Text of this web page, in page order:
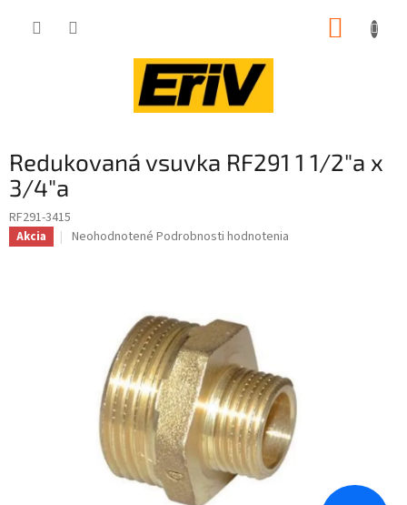
Redukovaná vsuvka RF291 1 1/2"a x
3/4"a
RF291-3415
Akcia
Priemerné
hviezdičiek.
Neohodnotené Podrobnosti hodnotenia